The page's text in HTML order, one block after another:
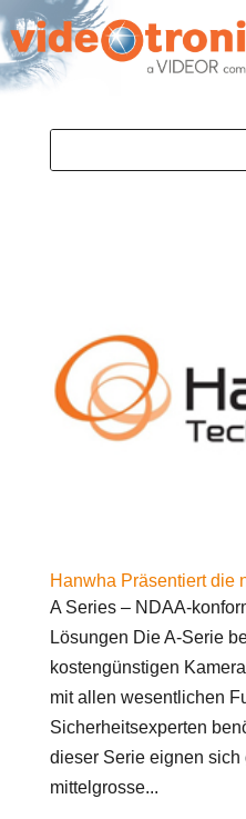
Hanwha Präsentiert die
A Series – NDAA-
Lösungen Die A-Serie
kostengünstigen
mit allen wesentlichen
Sicherheitsexperten
dieser Serie eignen sich
mittelgrosse...